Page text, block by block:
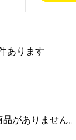
あります
がありません。